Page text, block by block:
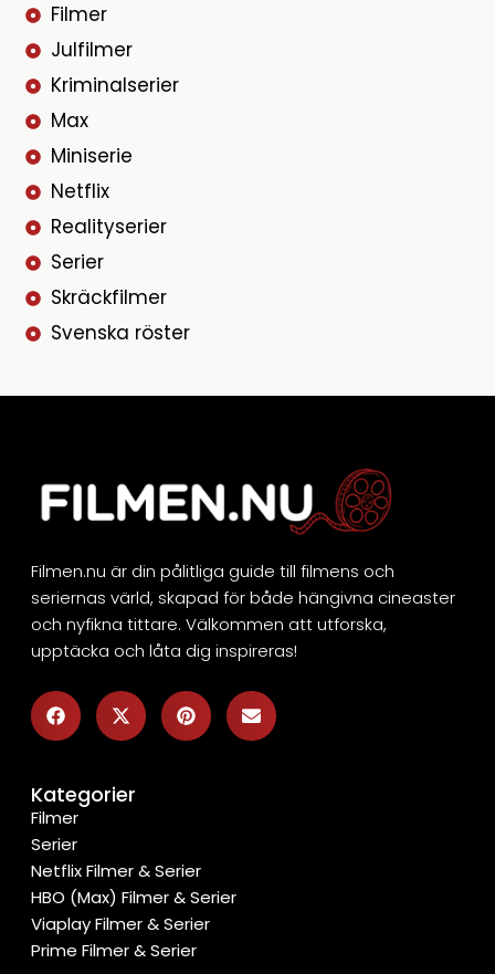
Filmer
Julfilmer
Kriminalserier
Max
Miniserie
Netflix
Realityserier
Serier
Skräckfilmer
Svenska röster
Filmen.nu är din pålitliga guide till filmens och
seriernas värld, skapad för både hängivna cineaster
och nyfikna tittare. Välkommen att utforska,
upptäcka och låta dig inspireras!
Kategorier
Filmer
Serier
Netflix Filmer & Serier
HBO (Max) Filmer & Serier
Viaplay Filmer & Serier
Prime Filmer & Serier